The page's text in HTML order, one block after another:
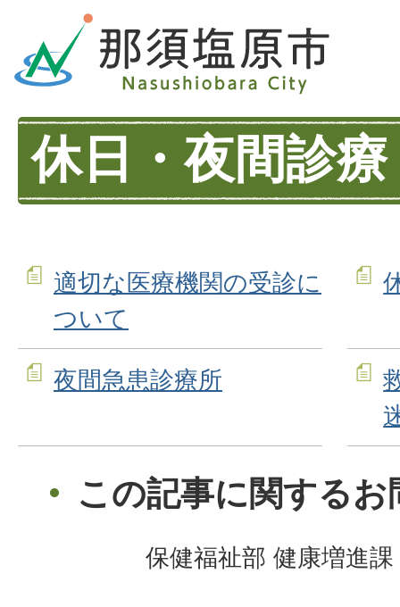
休日・夜間診療
適切な医療機関の受診に
ついて
夜間急患診療所
この記事に関する
保健福祉部 健康増進課